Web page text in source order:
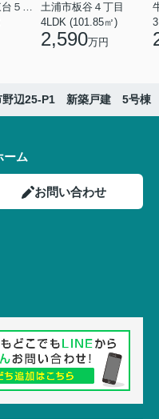
土浦市木田余東台５丁目
土浦市板谷４丁目
4LDK (101.85㎡)
2,590万円
野辺25-P1 新築戸建 5号棟
ーム
お問い合わせ